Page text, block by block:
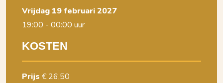
vrijdag 19 februari 2027
19:00 - 00:00 uur
KOSTEN
Prijs € 26,50